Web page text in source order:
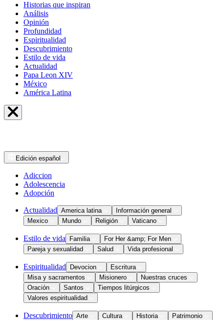
Historias que inspiran
Análisis
Opinión
Profundidad
Espiritualidad
Descubrimiento
Estilo de vida
Actualidad
Papa Leon XIV
México
América Latina
Edición español
Adiccion
Adolescencia
Adopción
Actualidad America latina
Información general
Mexico
Mundo Religión Vaticano
Estilo de vida Familia
For Her &amp; For Men
Pareja y sexualidad
Salud Vida profesional
Espiritualidad Devocion
Escritura
Misa y sacramentos
Misionero
Nuestras cruces
Oración
Santos
Tiempos litúrgicos
Valores espiritualidad
Descubrimiento Arte Cultura Historia
Patrimonio